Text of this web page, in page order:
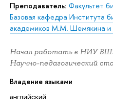
Преподаватель: Факультет
Базовая кафедра Института
академиков М.М. Шемякина
Начал работать в НИУ ВШЭ
Научно-педагогический
Владение языками
английский